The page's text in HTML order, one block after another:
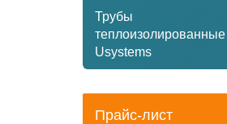
Трубы
теплоизолированные
Usystems
Прайс-лист